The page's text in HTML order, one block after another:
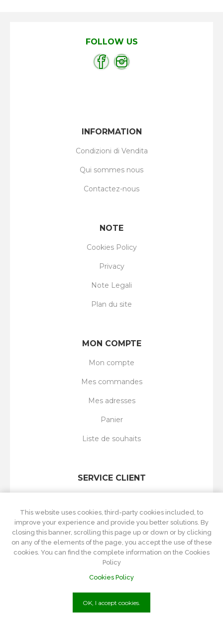
FOLLOW US
INFORMATION
Condizioni di Vendita
Qui sommes nous
Contactez-nous
NOTE
Cookies Policy
Privacy
Note Legali
Plan du site
MON COMPTE
Mon compte
Mes commandes
Mes adresses
Panier
Liste de souhaits
SERVICE CLIENT
Nouveautés
Récemment vus
Comparer les produits
This website uses cookies, third-party cookies included, to
improve your experience and provide you better solutions. By
closing this banner, scrolling this page up or down or by clicking
on any of the elements of the page, you accept the use of these
cookies. You can find the complete information on the Cookies
Policy
Cookies Policy
OK, I accept cookies.